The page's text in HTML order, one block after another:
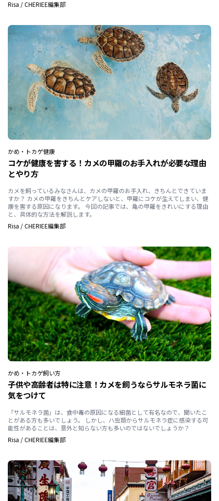
Risa /CHERIEE編集部
かめ・トカゲ健康
コケが健康を害する！カメの甲羅のお手入れが必要な理由
とやり方
カメを飼っているみなさんは、カメの甲羅のお手入れ、きちんとできていま
すか？ カメの甲羅をきちんとケアしないと、甲羅にコケが生えてしまい、健
康を害する原因になります。 今回の記事では、亀の甲羅をきれいにする理由
と、具体的な方法を解説します。
Risa /CHERIEE編集部
かめ・トカゲ飼い方
子供や高齢者は特に注意！カメを飼うならサルモネラ菌に
気をつけて
「サルモネラ菌」は、食中毒の原因になる細菌として有名なので、聞いたこ
とがある方も多いでしょう。 しかし、ハ虫類からサルモネラ症に感染する可
能性があることは、意外と知らない方も多いのではないでしょうか？
Risa /CHERIEE編集部